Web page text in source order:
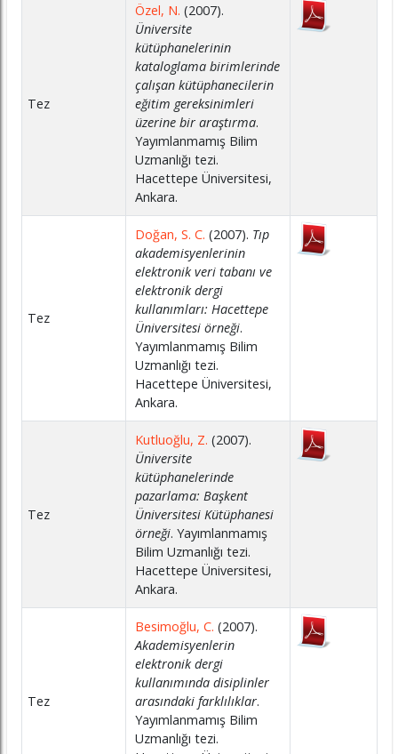
Tez
Özel, N. (2007).
Üniversite
kütüphanelerinin
kataloglama birimlerinde
çalışan kütüphanecilerin
eğitim gereksinimleri
üzerine bir araştırma.
Yayımlanmamış Bilim
Uzmanlığı tezi.
Hacettepe Üniversitesi,
Ankara.
Tez
Doğan, S. C. (2007). Tıp
akademisyenlerinin
elektronik veri tabanı ve
elektronik dergi
kullanımları: Hacettepe
Üniversitesi örneği.
Yayımlanmamış Bilim
Uzmanlığı tezi.
Hacettepe Üniversitesi,
Ankara.
Tez
Kutluoğlu, Z. (2007).
Üniversite
kütüphanelerinde
pazarlama: Başkent
Üniversitesi Kütüphanesi
örneği. Yayımlanmamış
Bilim Uzmanlığı tezi.
Hacettepe Üniversitesi,
Ankara.
Tez
Besimoğlu, C. (2007).
Akademisyenlerin
elektronik dergi
kullanımında disiplinler
arasındaki farklılıklar.
Yayımlanmamış Bilim
Uzmanlığı tezi.